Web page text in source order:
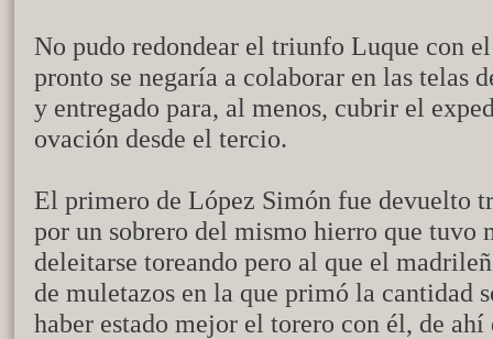
No pudo redondear el triunfo Luque con
pronto se negaría a colaborar en las telas
y entregado para, al menos, cubrir el
ovación desde el tercio.
El primero de López Simón fue devuelto
por un sobrero del mismo hierro que tuvo
deleitarse toreando pero al que el
de muletazos en la que primó la cantidad
haber estado mejor el torero con él, de